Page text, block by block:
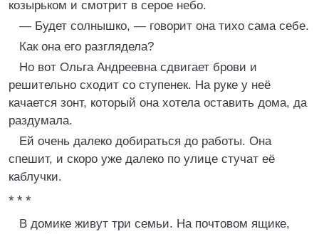
козырьком и смотрит в серое небо.
— Будет солнышко, — говорит она тихо сама себе.
Как она его разглядела?
Но вот Ольга Андреевна сдвигает брови и
решительно сходит со ступенек. На руке у неё
качается зонт, который она хотела оставить дома, да
раздумала.
Ей очень далеко добираться до работы. Она
спешит, и скоро уже далеко по улице стучат её
каблучки.
* * *
В домике живут три семьи. На почтовом ящике,